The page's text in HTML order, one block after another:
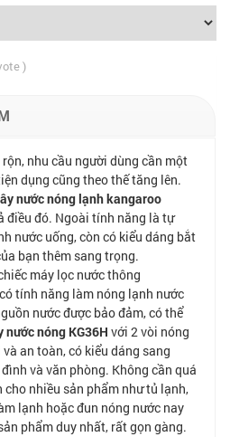
)
nhu cầu người dùng cần một
dụng cũng theo thế tăng lên.
nước nóng lạnh kangaroo
điều đó. Ngoài tính năng là tự
nước uống, còn có kiểu dáng bắt
bạn thêm sang trọng.
máy lọc nước thông
tính năng làm nóng lạnh nước
nước được bảo đảm, có thể
nước nóng KG36H với 2 vòi nóng
an toàn, có kiểu dáng sang
và văn phòng. Không cần quá
nhiều sản phẩm như tủ lạnh,
lạnh hoặc đun nóng nước nay
phẩm duy nhất, rất gọn gàng.